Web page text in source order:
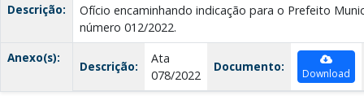
Descrição:
Ofício encaminhando indicação para o Prefeito
número 012/2022.
Anexo(s):
Descrição:
Ata
078/2022
Documento: Download